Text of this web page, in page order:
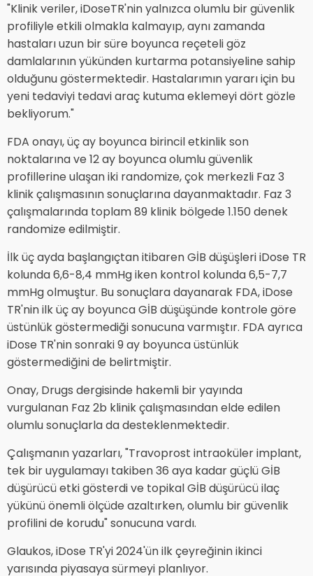
"Klinik veriler, iDoseTR'nin yalnızca olumlu bir güvenlik
profiliyle etkili olmakla kalmayıp, aynı zamanda
hastaları uzun bir süre boyunca reçeteli göz
damlalarının yükünden kurtarma potansiyeline sahip
olduğunu göstermektedir. Hastalarımın yararı için bu
yeni tedaviyi tedavi araç kutuma eklemeyi dört gözle
bekliyorum."
FDA onayı, üç ay boyunca birincil etkinlik son
noktalarına ve 12 ay boyunca olumlu güvenlik
profillerine ulaşan iki randomize, çok merkezli Faz 3
klinik çalışmasının sonuçlarına dayanmaktadır. Faz 3
çalışmalarında toplam 89 klinik bölgede 1.150 denek
randomize edilmiştir.
İlk üç ayda başlangıçtan itibaren GİB düşüşleri iDose TR
kolunda 6,6-8,4 mmHg iken kontrol kolunda 6,5-7,7
mmHg olmuştur. Bu sonuçlara dayanarak FDA, iDose
TR'nin ilk üç ay boyunca GİB düşüşünde kontrole göre
üstünlük göstermediği sonucuna varmıştır. FDA ayrıca
iDose TR'nin sonraki 9 ay boyunca üstünlük
göstermediğini de belirtmiştir.
Onay, Drugs dergisinde hakemli bir yayında
vurgulanan Faz 2b klinik çalışmasından elde edilen
olumlu sonuçlarla da desteklenmektedir.
Çalışmanın yazarları, "Travoprost intraoküler implant,
tek bir uygulamayı takiben 36 aya kadar güçlü GİB
düşürücü etki gösterdi ve topikal GİB düşürücü ilaç
yükünü önemli ölçüde azaltırken, olumlu bir güvenlik
profilini de korudu" sonucuna vardı.
Glaukos, iDose TR'yi 2024'ün ilk çeyreğinin ikinci
yarısında piyasaya sürmeyi planlıyor.